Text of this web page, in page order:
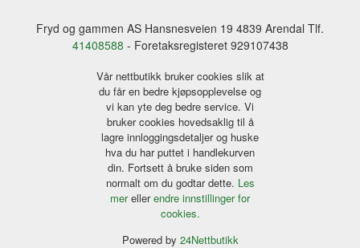
Fryd og gammen AS Hansnesveien 19 4839 Arendal Tlf.
41408588 - Foretaksregisteret 929107438
Vår nettbutikk bruker cookies slik at
du får en bedre kjøpsopplevelse og
vi kan yte deg bedre service. Vi
bruker cookies hovedsaklig til å
lagre innloggingsdetaljer og huske
hva du har puttet i handlekurven
din. Fortsett å bruke siden som
normalt om du godtar dette. Les
merellerendre innstillinger for
cookies.
Powered by 24Nettbutikk